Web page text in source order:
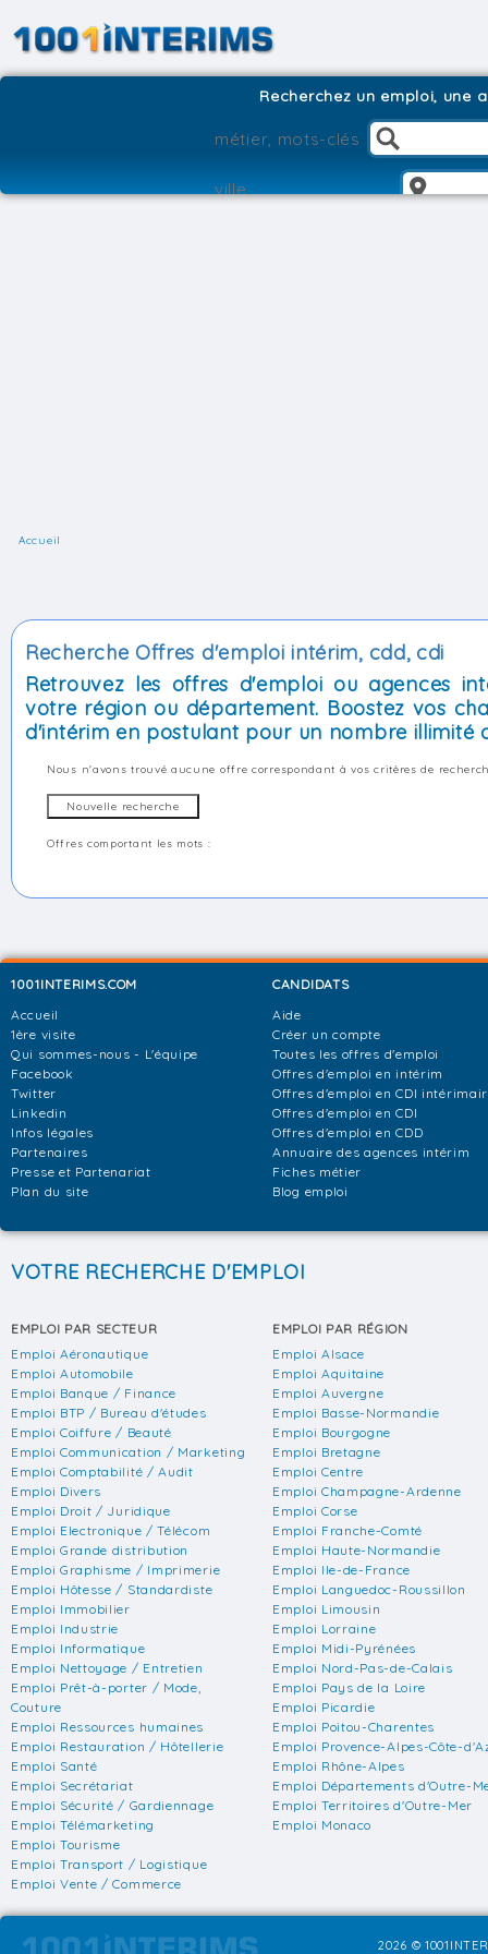
Recherchez un emploi, une
Accueil
Recherche Offres d'emploi intérim, cdd, cdi
Retrouvez les offres d'emploi ou agences
votre région ou département. Boostez vos
d'intérim en postulant pour un nombre illimité
Nous n'avons trouvé aucune offre correspondant à vos critères de
Offres comportant les mots :
1001INTERIMS.COM
Accueil
1ère visite
Qui sommes-nous - L'équipe
Facebook
Twitter
Linkedin
Infos légales
Partenaires
Presse et Partenariat
Plan du site
CANDIDATS
Aide
Créer un compte
Toutes les offres d'emploi
Offres d'emploi en intérim
Offres d'emploi en CDI
Offres d'emploi en CDI
Offres d'emploi en CDD
Annuaire des agences intérim
Fiches métier
Blog emploi
VOTRE RECHERCHE D'EMPLOI
EMPLOI PAR SECTEUR
Emploi Aéronautique
Emploi Automobile
Emploi Banque / Finance
Emploi BTP / Bureau d'études
Emploi Coiffure / Beauté
Emploi Communication / Marketing
Emploi Comptabilité / Audit
Emploi Divers
Emploi Droit / Juridique
Emploi Electronique / Télécom
Emploi Grande distribution
Emploi Graphisme / Imprimerie
Emploi Hôtesse / Standardiste
Emploi Immobilier
Emploi Industrie
Emploi Informatique
Emploi Nettoyage / Entretien
Emploi Prêt-à-porter / Mode,
Couture
Emploi Ressources humaines
Emploi Restauration / Hôtellerie
Emploi Santé
Emploi Secrétariat
Emploi Sécurité / Gardiennage
Emploi Télémarketing
Emploi Tourisme
Emploi Transport / Logistique
Emploi Vente / Commerce
EMPLOI PAR RÉGION
Emploi Alsace
Emploi Aquitaine
Emploi Auvergne
Emploi Basse-Normandie
Emploi Bourgogne
Emploi Bretagne
Emploi Centre
Emploi Champagne-Ardenne
Emploi Corse
Emploi Franche-Comté
Emploi Haute-Normandie
Emploi Ile-de-France
Emploi Languedoc-Roussillon
Emploi Limousin
Emploi Lorraine
Emploi Midi-Pyrénées
Emploi Nord-Pas-de-Calais
Emploi Pays de la Loire
Emploi Picardie
Emploi Poitou-Charentes
Emploi Provence-Alpes-Côte-
Emploi Rhône-Alpes
Emploi Départements d'Outre-
Emploi Territoires d'Outre-Mer
Emploi Monaco
2026 ©